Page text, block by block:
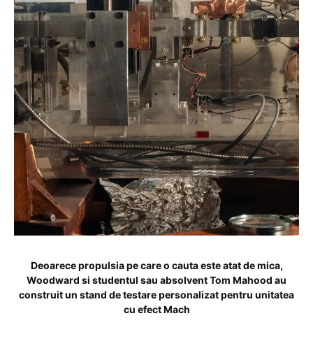
Deoarece propulsia pe care o cauta este atat de mica,
Woodward si studentul sau absolvent Tom Mahood au
construit un stand de testare personalizat pentru unitatea
cu efect Mach